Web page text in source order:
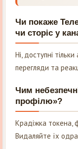
Чи покаже
чи сторіс у
Ні, доступні
перегляди та
Чим
профілю»?
Крадіжка токена,
Видаляйте їх